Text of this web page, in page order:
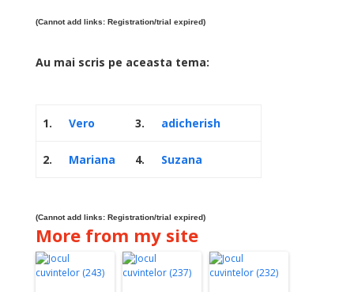
(Cannot add links: Registration/trial expired)
Au mai scris pe aceasta tema:
1. Vero 3. adicherish
2. Mariana 4. Suzana
(Cannot add links: Registration/trial expired)
More from my site